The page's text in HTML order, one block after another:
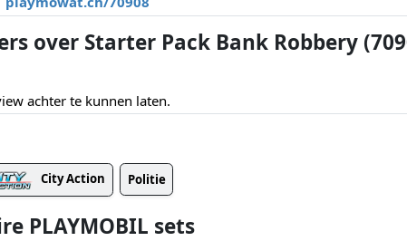
over Starter Pack Bank Robbery
achter te kunnen laten.
City Action Politie
PLAYMOBIL sets